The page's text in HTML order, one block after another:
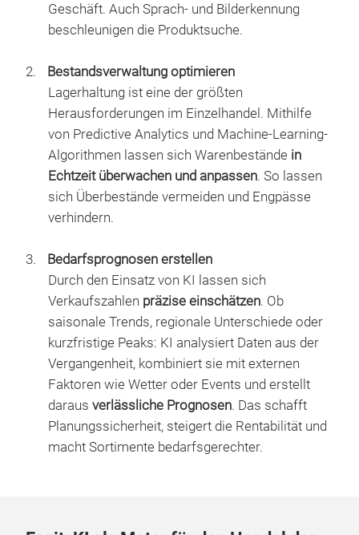
Geschäft. Auch Sprach- und Bilderkennung
beschleunigen die Produktsuche.
Bestandsverwaltung optimieren
Lagerhaltung ist eine der größten
Herausforderungen im Einzelhandel. Mithilfe
von Predictive Analytics und Machine-Learning-
Algorithmen lassen sich Warenbestände in
Echtzeit überwachen und anpassen. So lassen
sich Überbestände vermeiden und Engpässe
verhindern.
Bedarfsprognosen erstellen
Durch den Einsatz von KI lassen sich
Verkaufszahlen präzise einschätzen. Ob
saisonale Trends, regionale Unterschiede oder
kurzfristige Peaks: KI analysiert Daten aus der
Vergangenheit, kombiniert sie mit externen
Faktoren wie Wetter oder Events und erstellt
daraus verlässliche Prognosen. Das schafft
Planungssicherheit, steigert die Rentabilität und
macht Sortimente bedarfsgerechter.